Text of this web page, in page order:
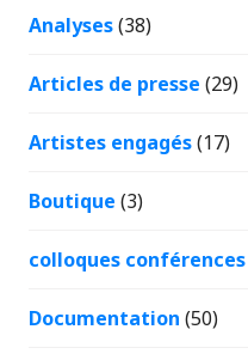
Analyses(38)
Articles de presse (29)
Artistes engagés(17)
Boutique (3)
colloques conférences
Documentation (50)